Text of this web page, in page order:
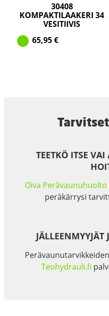
30408
KOMPAKTILAAKERI 34
VESITIIVIS
65,95€
TEETKÖ ITSE
Oiva Perävaunuhuolto
peräkärrysi
Teohydrauli.fi